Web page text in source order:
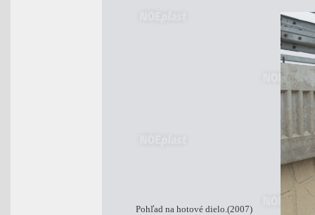
Pohľad na hotové dielo.(2007)